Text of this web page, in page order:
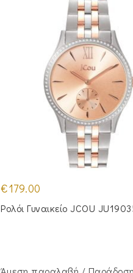
€179.00
Ρολόι Γυναικείο JCOU